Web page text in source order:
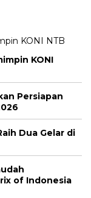
KONI
Persiapan
Dua Gelar di
of Indonesia